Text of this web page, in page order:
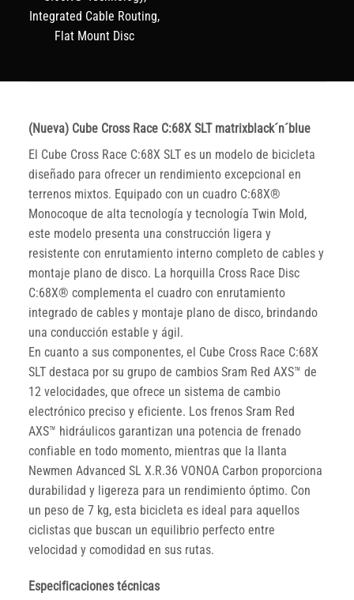
Integrated Cable Routing,
Flat Mount Disc
(Nueva) Cube Cross Race C:68X SLT matrixblack´n´blue
El Cube Cross Race C:68X SLT es un modelo de bicicleta
diseñado para ofrecer un rendimiento excepcional en
terrenos mixtos. Equipado con un cuadro C:68X®
Monocoque de alta tecnología y tecnología Twin Mold,
este modelo presenta una construcción ligera y
resistente con enrutamiento interno completo de cables y
montaje plano de disco. La horquilla Cross Race Disc
C:68X® complementa el cuadro con enrutamiento
integrado de cables y montaje plano de disco, brindando
una conducción estable y ágil.
En cuanto a sus componentes, el Cube Cross Race C:68X
SLT destaca por su grupo de cambios Sram Red AXS™ de
12 velocidades, que ofrece un sistema de cambio
electrónico preciso y eficiente. Los frenos Sram Red
AXS™ hidráulicos garantizan una potencia de frenado
confiable en todo momento, mientras que la llanta
Newmen Advanced SL X.R.36 VONOA Carbon proporciona
durabilidad y ligereza para un rendimiento óptimo. Con
un peso de 7 kg, esta bicicleta es ideal para aquellos
ciclistas que buscan un equilibrio perfecto entre
velocidad y comodidad en sus rutas.
Especificaciones técnicas